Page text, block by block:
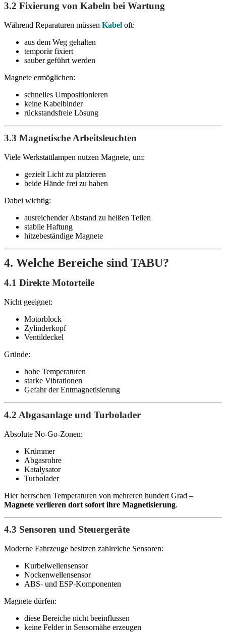
3.2 Fixierung von Kabeln bei Wartung
Während Reparaturen müssen Kabel oft:
aus dem Weg gehalten
temporär fixiert
sauber geführt werden
Magnete ermöglichen:
schnelles Umpositionieren
keine Kabelbinder
rückstandsfreie Lösung
3.3 Magnetische Arbeitsleuchten
Viele Werkstattlampen nutzen Magnete, um:
gezielt Licht zu platzieren
beide Hände frei zu haben
Dabei wichtig:
ausreichender Abstand zu heißen Teilen
stabile Haftung
hitzebeständige Magnete
4. Welche Bereiche sind TABU?
4.1 Direkte Motorteile
Nicht geeignet:
Motorblock
Zylinderkopf
Ventildeckel
Gründe:
hohe Temperaturen
starke Vibrationen
Gefahr der Entmagnetisierung
4.2 Abgasanlage und Turbolader
Absolute No-Go-Zonen:
Krümmer
Abgasrohre
Katalysator
Turbolader
Hier herrschen Temperaturen von mehreren hundert Grad –
Magnete verlieren dort sofort ihre Magnetisierung.
4.3 Sensoren und Steuergeräte
Moderne Fahrzeuge besitzen zahlreiche Sensoren:
Kurbelwellensensor
Nockenwellensensor
ABS- und ESP-Komponenten
Magnete dürfen:
diese Bereiche nicht beeinflussen
keine Felder in Sensornähe erzeugen